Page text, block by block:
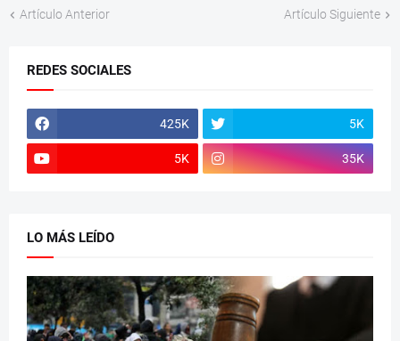
Artículo Anterior Artículo Siguiente
REDES SOCIALES
425K 5K
5K 35K
LO MÁS LEÍDO